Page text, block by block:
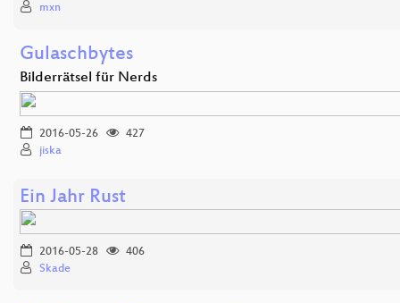
mxn
Gulaschbytes
Bilderrätsel für Nerds
2016-05-26
427
jiska
Ein Jahr Rust
2016-05-28
406
Skade